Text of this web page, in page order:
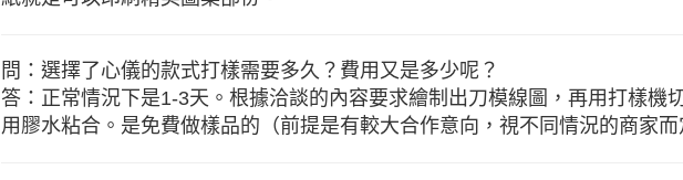
問：選擇了心儀的款式打樣需要多久？費用又是多少呢？
答：正常情況下是1-3天。根據洽談的內容要求繪制出刀模線圖，再用打樣機
用膠水粘合。是免費做樣品的（前提是有較大合作意向，視不同情況的商家而